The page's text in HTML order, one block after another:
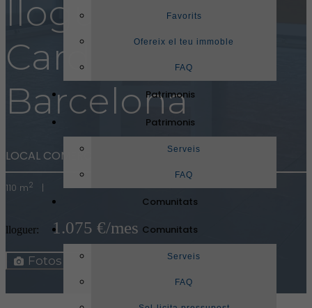
Favorits
Ofereix el teu immoble
FAQ
Patrimonis
Patrimonis
Serveis
FAQ
Comunitats
Comunitats
Serveis
FAQ
lloguer a
Cardedeu,
Barcelona
LOCAL COMERCIAL A CARDEDE(ref. 17110)
110 m2 |
lloguer: 1.075 €/mes
Fotos